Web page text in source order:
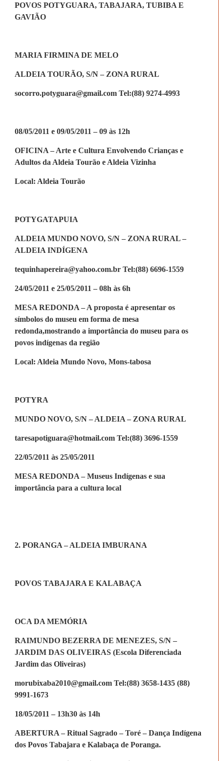
POVOS POTYGUARA, TABAJARA, TUBIBA E
GAVIÃO
MARIA FIRMINA DE MELO
ALDEIA TOURÃO, S/N – ZONA RURAL
socorro.potyguara@gmail.com Tel:(88) 9274-4993
08/05/2011 e 09/05/2011 – 09 às 12h
OFICINA – Arte e Cultura Envolvendo Crianças e
Adultos da Aldeia Tourão e Aldeia Vizinha
Local: Aldeia Tourão
POTYGATAPUIA
ALDEIA MUNDO NOVO, S/N – ZONA RURAL –
ALDEIA INDÍGENA
tequinhapereira@yahoo.com.br Tel:(88) 6696-1559
24/05/2011 e 25/05/2011 – 08h às 6h
MESA REDONDA – A proposta é apresentar os
símbolos do museu em forma de mesa
redonda,mostrando a importância do museu para os
povos indígenas da região
Local: Aldeia Mundo Novo, Mons-tabosa
POTYRA
MUNDO NOVO, S/N – ALDEIA – ZONA RURAL
taresapotiguara@hotmail.com Tel:(88) 3696-1559
22/05/2011 às 25/05/2011
MESA REDONDA – Museus Indígenas e sua
importância para a cultura local
2. PORANGA – ALDEIA IMBURANA
POVOS TABAJARA E KALABAÇA
OCA DA MEMÓRIA
RAIMUNDO BEZERRA DE MENEZES, S/N –
JARDIM DAS OLIVEIRAS (Escola Diferenciada
Jardim das Oliveiras)
morubixaba2010@gmail.com Tel:(88) 3658-1435 (88)
9991-1673
18/05/2011 – 13h30 às 14h
ABERTURA – Ritual Sagrado – Toré – Dança Indígena
dos Povos Tabajara e Kalabaça de Poranga.